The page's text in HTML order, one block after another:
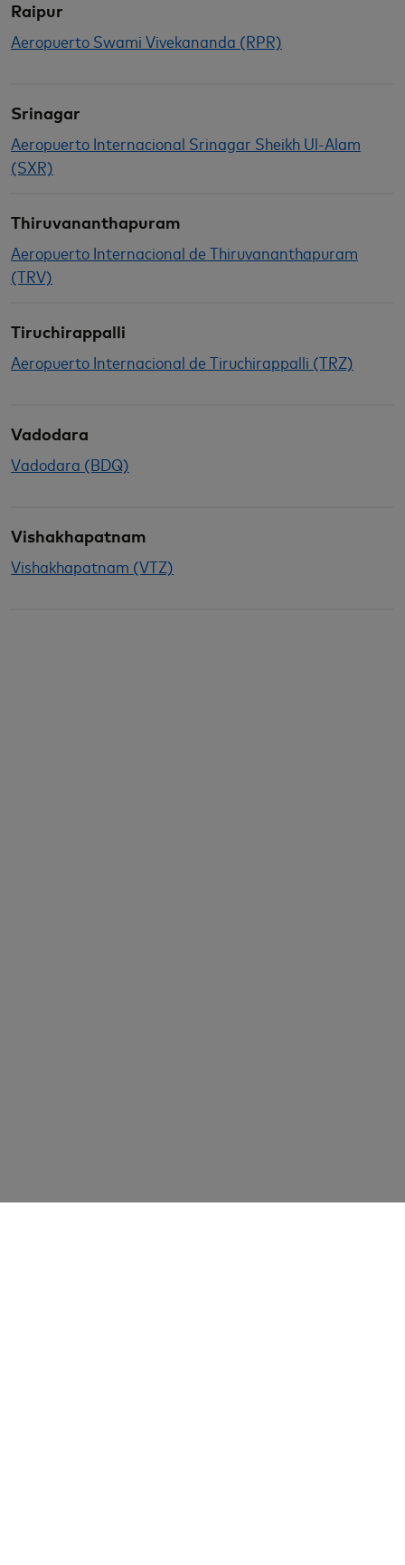
Raipur
Aeropuerto Swami Vivekananda (RPR)
Srinagar
Aeropuerto Internacional Srinagar Sheikh Ul-Alam
(SXR)
Thiruvananthapuram
Aeropuerto Internacional de Thiruvananthapuram
(TRV)
Tiruchirappalli
Aeropuerto Internacional de Tiruchirappalli (TRZ)
Vadodara
Vadodara (BDQ)
Vishakhapatnam
Vishakhapatnam (VTZ)